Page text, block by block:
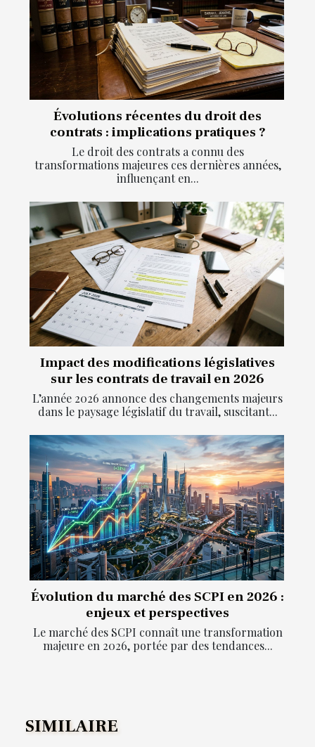
Évolutions récentes du droit des
contrats : implications pratiques ?
Le droit des contrats a connu des
transformations majeures ces dernières années,
influençant en...
Impact des modifications législatives
sur les contrats de travail en 2026
L’année 2026 annonce des changements majeurs
dans le paysage législatif du travail, suscitant...
Évolution du marché des SCPI en 2026 :
enjeux et perspectives
Le marché des SCPI connaît une transformation
majeure en 2026, portée par des tendances...
SIMILAIRE